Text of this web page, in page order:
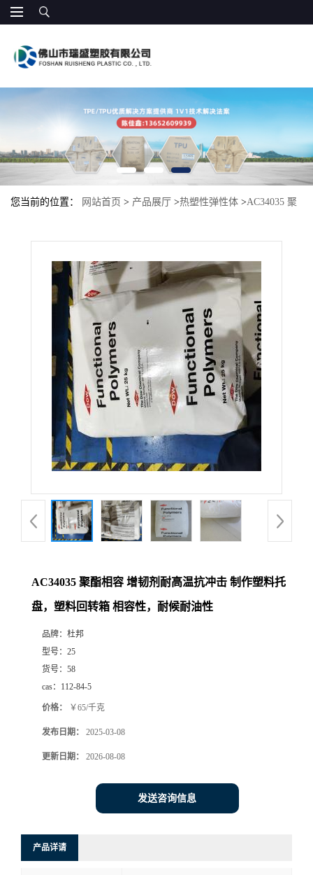
您当前的位置： 网站首页 > 产品展厅 >热塑性弹性体 >AC34035 聚
AC34035 聚酯相容 增韧剂耐高温抗冲击 制作塑料托
盘，塑料回转箱 相容性，耐候耐油性
品牌： 杜邦
型号： 25
货号： 58
cas： 112-84-5
价格： ￥65/千克
发布日期： 2025-03-08
更新日期： 2026-08-08
发送咨询信息
产品详请